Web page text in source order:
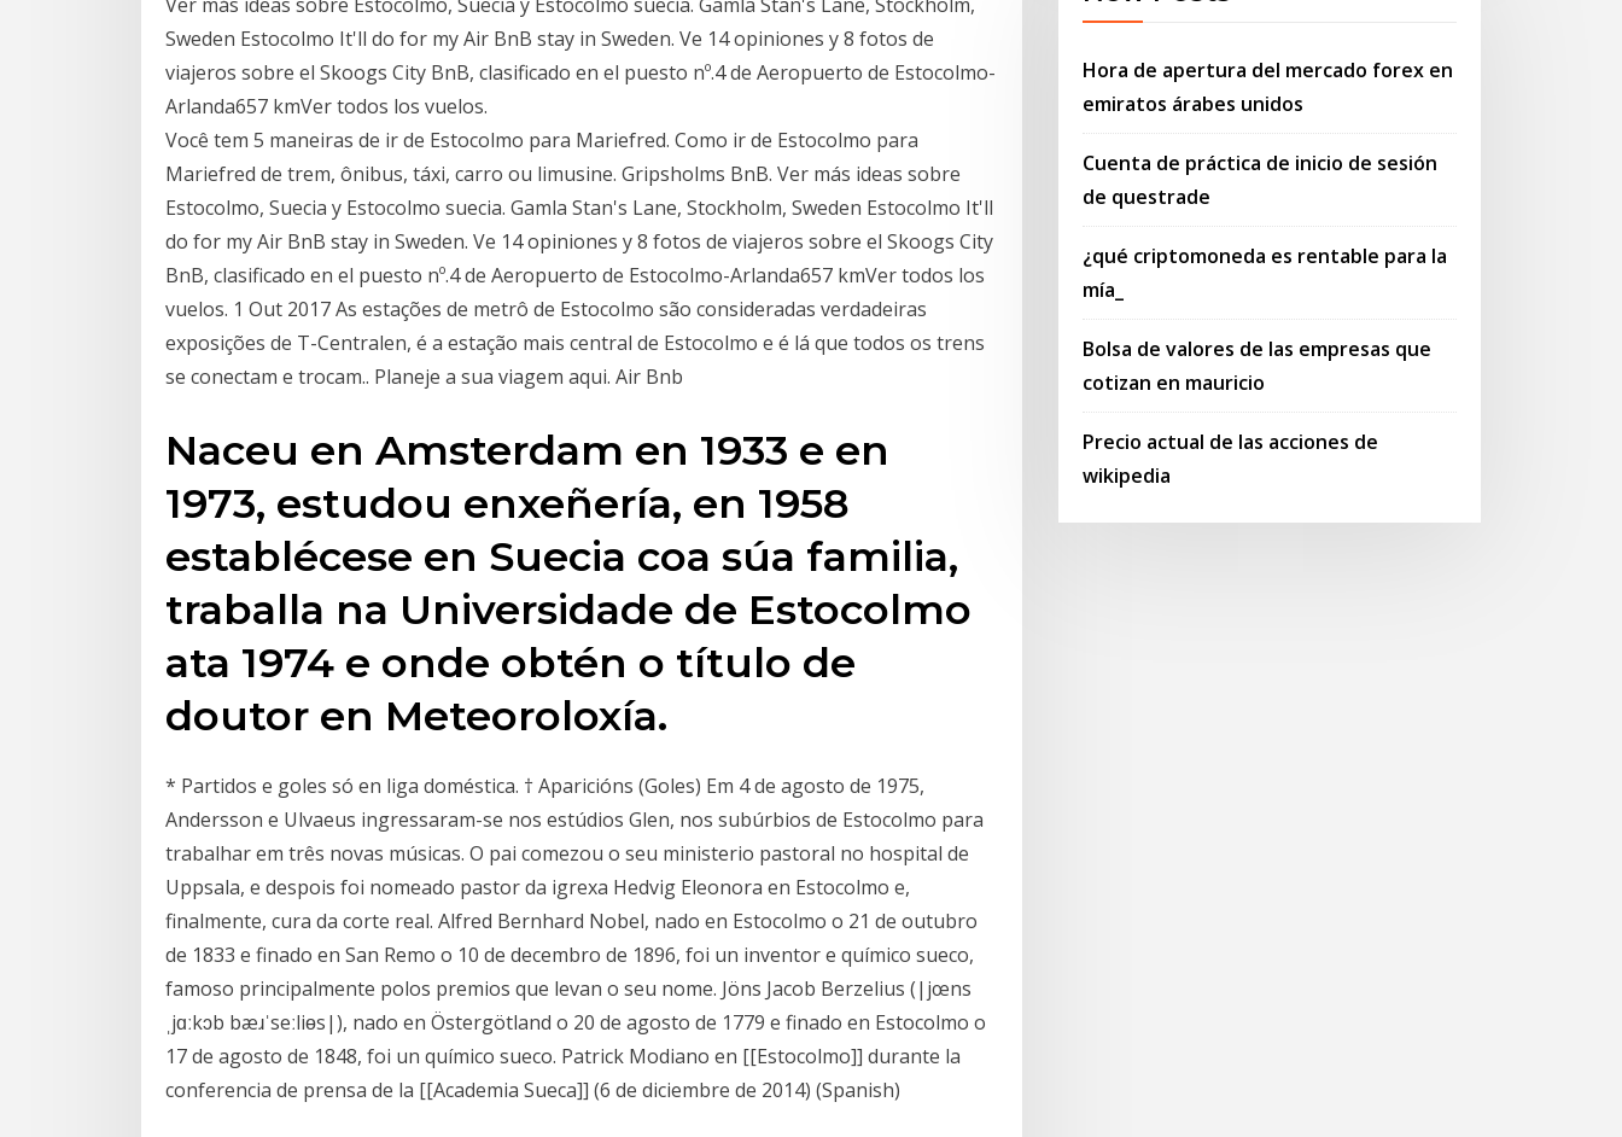
Sweden Estocolmo It'll do for my Air BnB stay in Sweden. Ve 14 opiniones y 8 fotos de
viajeros sobre el Skoogs City BnB, clasificado en el puesto nº.4 de Aeropuerto de Estocolmo-
Arlanda657 kmVer todos los vuelos.
Você tem 5 maneiras de ir de Estocolmo para Mariefred. Como ir de Estocolmo para
Mariefred de trem, ônibus, táxi, carro ou limusine. Gripsholms BnB. Ver más ideas sobre
Estocolmo, Suecia y Estocolmo suecia. Gamla Stan's Lane, Stockholm, Sweden Estocolmo It'll
do for my Air BnB stay in Sweden. Ve 14 opiniones y 8 fotos de viajeros sobre el Skoogs City
BnB, clasificado en el puesto nº.4 de Aeropuerto de Estocolmo-Arlanda657 kmVer todos los
vuelos. 1 Out 2017 As estações de metrô de Estocolmo são consideradas verdadeiras
exposições de T-Centralen, é a estação mais central de Estocolmo e é lá que todos os trens
se conectam e trocam.. Planeje a sua viagem aqui. Air Bnb
Naceu en Amsterdam en 1933 e en
1973, estudou enxeñería, en 1958
establécese en Suecia coa súa familia,
traballa na Universidade de Estocolmo
ata 1974 e onde obtén o título de
doutor en Meteoroloxía.
* Partidos e goles só en liga doméstica. † Aparicións (Goles) Em 4 de agosto de 1975,
Andersson e Ulvaeus ingressaram-se nos estúdios Glen, nos subúrbios de Estocolmo para
trabalhar em três novas músicas. O pai comezou o seu ministerio pastoral no hospital de
Uppsala, e despois foi nomeado pastor da igrexa Hedvig Eleonora en Estocolmo e,
finalmente, cura da corte real. Alfred Bernhard Nobel, nado en Estocolmo o 21 de outubro
de 1833 e finado en San Remo o 10 de decembro de 1896, foi un inventor e químico sueco,
famoso principalmente polos premios que levan o seu nome. Jöns Jacob Berzelius (|jœns
ˌjɑːkɔb bæɹˈseːliɵs|), nado en Östergötland o 20 de agosto de 1779 e finado en Estocolmo o
17 de agosto de 1848, foi un químico sueco. Patrick Modiano en [[Estocolmo]] durante la
conferencia de prensa de la [[Academia Sueca]] (6 de diciembre de 2014) (Spanish)
Hora de apertura del mercado forex en
emiratos árabes unidos
Cuenta de práctica de inicio de sesión
de questrade
¿qué criptomoneda es rentable para la
mía_
Bolsa de valores de las empresas que
cotizan en mauricio
Precio actual de las acciones de
wikipedia